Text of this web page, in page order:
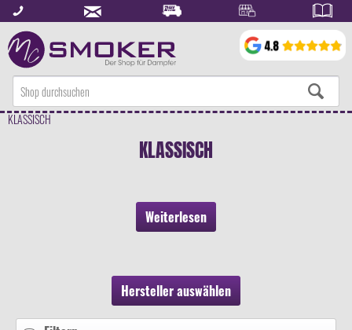
KLASSISCH
KLASSISCH
Weiterlesen
Hersteller auswählen